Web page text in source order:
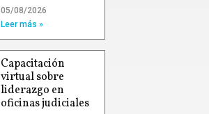
05/08/2026
Leer más »
Capacitación
virtual sobre
liderazgo en
oficinas judiciales